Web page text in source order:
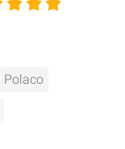
Polaco